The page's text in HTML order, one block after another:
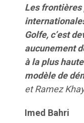
Les
Golfe, c’est
aucunement
à la plus
modèle de
et Ramez
Imed Bahri